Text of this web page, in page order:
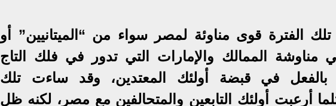
قوى مناوئة لمصر سواء من “الميتانيين” أو
مناوشة الممالك والإمارات التي تدور في فلك التاج
في قبضة أولئك المعتدين، وقد ساءت تلك
أرعبت أولئك التابعين والمتحالفين مع مصر، لكنه ظل